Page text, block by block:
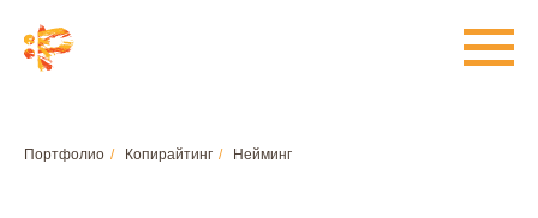
Портфолио / Копирайтинг / Нейминг